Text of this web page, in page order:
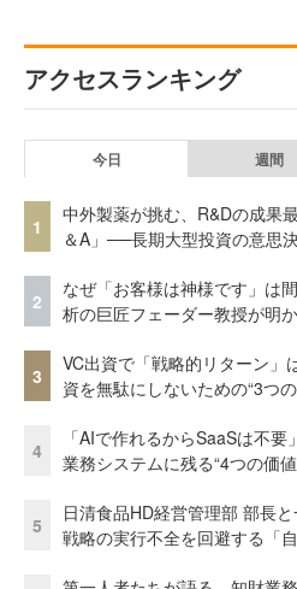
アクセスランキング
今日 週間
1
中外製薬が挑む、R&Dの成果
＆A」──長期大型投資の意思
2
なぜ「お客様は神様です」は
析の巨匠フェーダー教授が明
3
VC出資で「戦略的リターン」
資を無駄にしないための“3つ
4
「AIで作れるからSaaSは不要
業務システムに残る“4つの価
5
日清食品HD経営管理部 部長
戦略の実行不全を回避する「